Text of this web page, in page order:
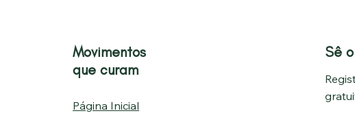
Movimentos
que curam
Página Inicial
Sê